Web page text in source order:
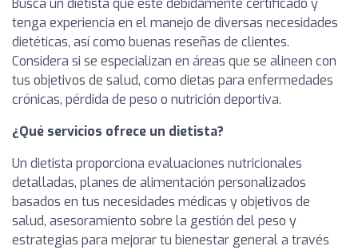
Busca un dietista que esté debidamente certificado y
tenga experiencia en el manejo de diversas necesidades
dietéticas, así como buenas reseñas de clientes.
Considera si se especializan en áreas que se alineen con
tus objetivos de salud, como dietas para enfermedades
crónicas, pérdida de peso o nutrición deportiva.
¿Qué servicios ofrece un dietista?
Un dietista proporciona evaluaciones nutricionales
detalladas, planes de alimentación personalizados
basados en tus necesidades médicas y objetivos de
salud, asesoramiento sobre la gestión del peso y
estrategias para mejorar tu bienestar general a través